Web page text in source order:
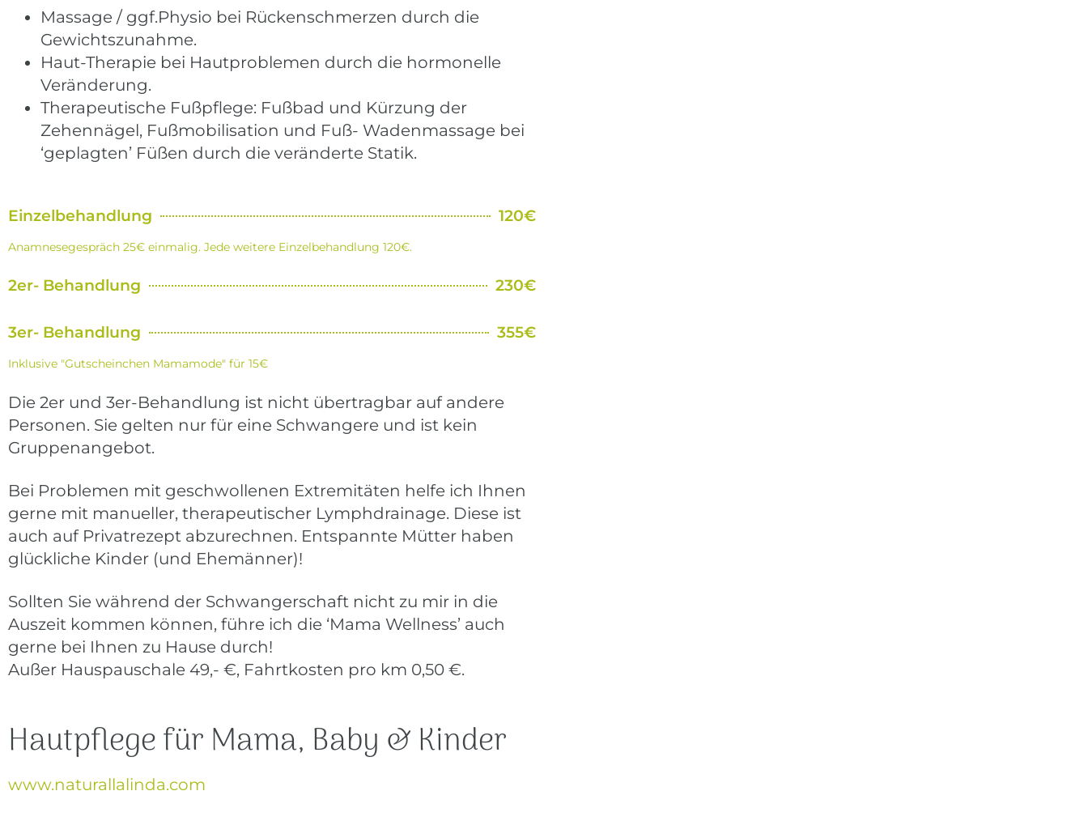
Massage / ggf.Physio bei Rückenschmerzen durch die
Gewichtszunahme.
Haut-Therapie bei Hautproblemen durch die hormonelle
Veränderung.
Therapeutische Fußpflege: Fußbad und Kürzung der
Zehennägel, Fußmobilisation und Fuß- Wadenmassage bei
‘geplagten’ Füßen durch die veränderte Statik.
Einzelbehandlung 120€
Anamnesegespräch 25€ einmalig. Jede weitere Einzelbehandlung 120€.
2er- Behandlung 230€
3er- Behandlung 355€
Inklusive "Gutscheinchen Mamamode" für 15€
Die 2er und 3er-Behandlung ist nicht übertragbar auf andere
Personen. Sie gelten nur für eine Schwangere und ist kein
Gruppenangebot.
Bei Problemen mit geschwollenen Extremitäten helfe ich Ihnen
gerne mit manueller, therapeutischer Lymphdrainage. Diese ist
auch auf Privatrezept abzurechnen. Entspannte Mütter haben
glückliche Kinder (und Ehemänner)!
Sollten Sie während der Schwangerschaft nicht zu mir in die
Auszeit kommen können, führe ich die ‘Mama Wellness’ auch
gerne bei Ihnen zu Hause durch!
Außer Hauspauschale 49,- €, Fahrtkosten pro km 0,50 €.
Hautpflege für Mama, Baby & Kinder
www.naturallalinda.com